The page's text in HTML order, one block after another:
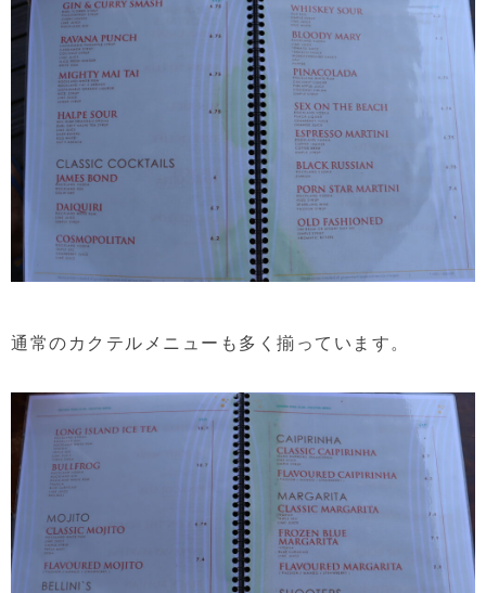
通常のカクテルメニューも多く揃っています。